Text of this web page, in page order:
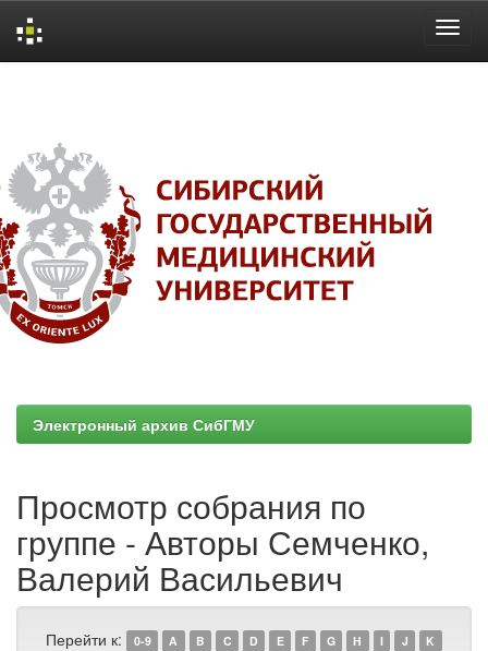
Электронный архив СибГМУ
Просмотр собрания по
группе - Авторы Семченко,
Валерий Васильевич
Перейти к: 0-9 A B C D E F G H I J
K